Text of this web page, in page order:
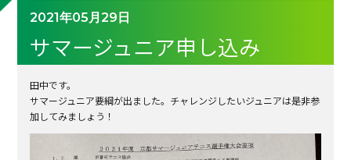
2021年05月29日
サマージュニア申し込み
田中です。
サマージュニア要綱が出ました。チャレンジしたいジュニアは是非参
加してみましょう！